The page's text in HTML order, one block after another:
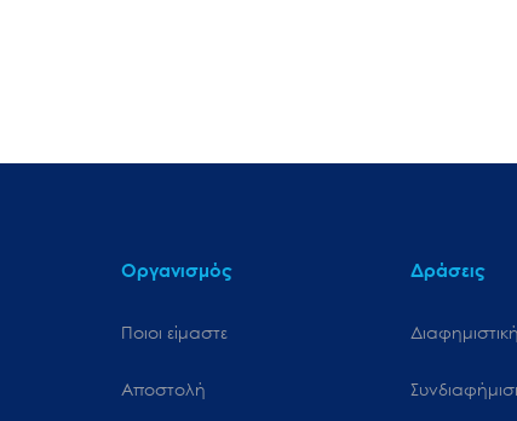
Οργανισμός
Ποιοι είμαστε
Αποστολή
Δράσεις